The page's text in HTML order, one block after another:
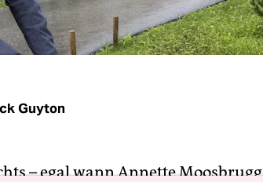
Guyton
– egal wann Annette